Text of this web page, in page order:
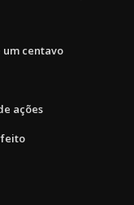
um centavo
ações